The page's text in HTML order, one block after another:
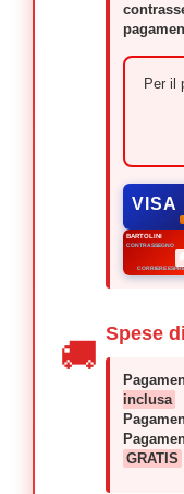
Per il
VISA
BARTOLINI
CONTRASSEGNO
CORRIERE
🚚
Spese
inclusa
GRATIS